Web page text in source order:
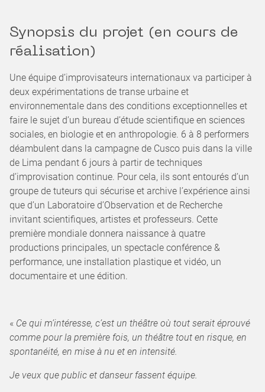
Synopsis du projet (en cours de
réalisation)
Une équipe d’improvisateurs internationaux va participer à
deux expérimentations de transe urbaine et
environnementale dans des conditions exceptionnelles et
faire le sujet d’un bureau d’étude scientifique en sciences
sociales, en biologie et en anthropologie. 6 à 8 performers
déambulent dans la campagne de Cusco puis dans la ville
de Lima pendant 6 jours à partir de techniques
d’improvisation continue. Pour cela, ils sont entourés d’un
groupe de tuteurs qui sécurise et archive l’expérience ainsi
que d’un Laboratoire d’Observation et de Recherche
invitant scientifiques, artistes et professeurs. Cette
première mondiale donnera naissance à quatre
productions principales, un spectacle conférence &
performance, une installation plastique et vidéo, un
documentaire et une édition.
« Ce qui m’intéresse, c’est un théâtre où tout serait éprouvé
comme pour la première fois, un théâtre tout en risque, en
spontanéité, en mise à nu et en intensité.
Je veux que public et danseur fassent équipe.